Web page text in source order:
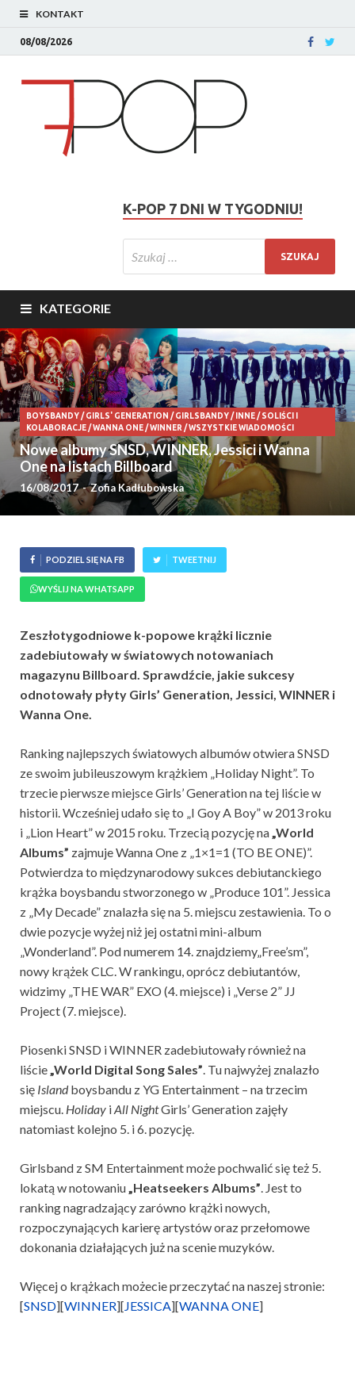
KONTAKT
08/08/2026
K-POP 7 DNI W TYGODNIU!
KATEGORIE
BOYSBANDY/GIRLS' GENERATION /GIRLSBANDY/ INNE/SOLIŚCI I
KOLABORACJE/WANNA ONE/WINNER /WSZYSTKIE WIADOMOŚCI
Nowe albumy SNSD, WINNER, Jessici i Wanna
One na listach Billboard
16/08/2017-Zofia Kadłubowska
PODZIEL SIĘ NA FB TWEETNIJ
WYŚLIJ NA WHATSAPP
Zeszłotygodniowe k-popowe krążki licznie
zadebiutowały w światowych notowaniach
magazynu Billboard. Sprawdźcie, jakie sukcesy
odnotowały płyty Girls’ Generation, Jessici, WINNER i
Wanna One.
Ranking najlepszych światowych albumów otwiera SNSD
ze swoim jubileuszowym krążkiem „Holiday Night”. To
trzecie pierwsze miejsce Girls’ Generation na tej liście w
historii. Wcześniej udało się to „I Goy A Boy” w 2013 roku
i „Lion Heart” w 2015 roku. Trzecią pozycję na„World
Albums” zajmuje Wanna One z „1×1=1 (TO BE ONE)”.
Potwierdza to międzynarodowy sukces debiutanckiego
krążka boysbandu stworzonego w „Produce 101”. Jessica
z „My Decade” znalazła się na 5. miejscu zestawienia. To o
dwie pozycje wyżej niż jej ostatni mini-album
„Wonderland”. Pod numerem 14. znajdziemy„Free’sm”,
nowy krążek CLC. W rankingu, oprócz debiutantów,
widzimy „THE WAR” EXO (4. miejsce) i „Verse 2” JJ
Project (7. miejsce).
Piosenki SNSD i WINNER zadebiutowały również na
liście„World Digital Song Sales”. Tu najwyżej znalazło
się Islandboysbandu z YG Entertainment – na trzecim
miejscu. Holiday iAll NightGirls’ Generation zajęły
natomiast kolejno 5. i 6. pozycję.
Girlsband z SM Entertainment może pochwalić się też 5.
lokatą w notowaniu„Heatseekers Albums”. Jest to
ranking nagradzający zarówno krążki nowych,
rozpoczynających karierę artystów oraz przełomowe
dokonania działających już na scenie muzyków.
Więcej o krążkach możecie przeczytać na naszej stronie:
[SNSD][WINNER][JESSICA][WANNA ONE]